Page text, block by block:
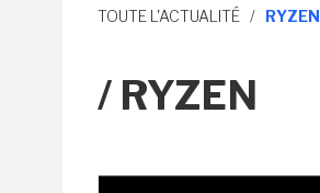
TOUTE L'ACTUALITÉ / RYZEN
/ RYZEN